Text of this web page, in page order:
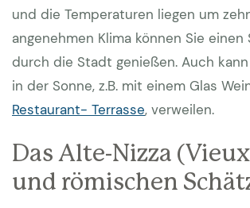
und die Temperaturen liegen um
angenehmen Klima können Sie einen
durch die Stadt genießen. Auch
in der Sonne, z.B. mit einem Glas
Restaurant- Terrasse, verweilen.
Das Alte-Nizza
und römischen